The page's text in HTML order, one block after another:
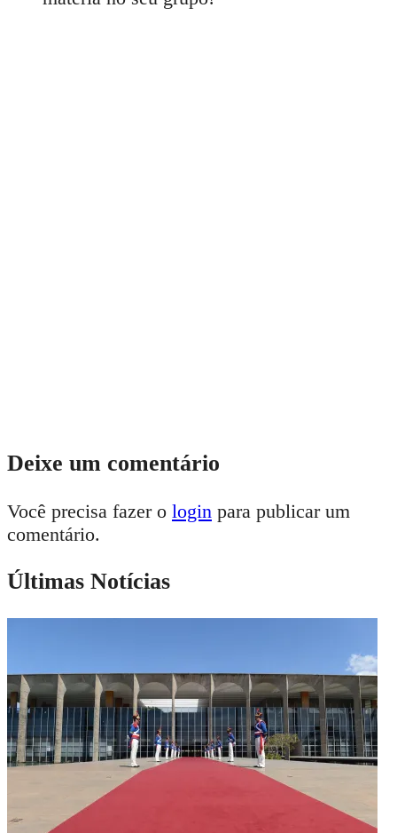
Deixe um comentário
Você precisa fazer o login para publicar um
comentário.
Últimas Notícias